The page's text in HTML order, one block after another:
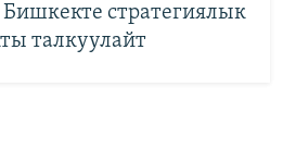
стратегиялык
талкуулайт